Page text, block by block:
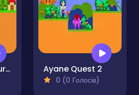
Ichikas Adventure 2 Ayane Quest 2
0 (0 Голосів)